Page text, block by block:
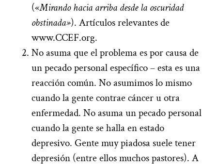
(«Mirando hacia arriba desde la oscuridad
obstinada»). Artículos relevantes de
www.CCEF.org.
No asuma que el problema es por causa de
un pecado personal específico – esta es una
reacción común. No asumimos lo mismo
cuando la gente contrae cáncer u otra
enfermedad. No asuma un pecado personal
cuando la gente se halla en estado
depresivo. Gente muy piadosa suele tener
depresión (entre ellos muchos pastores). A